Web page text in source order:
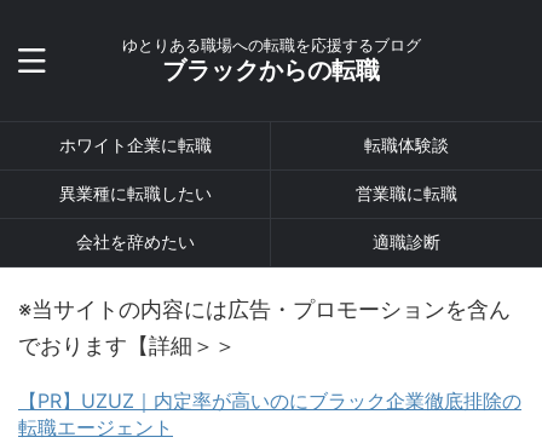
ゆとりある職場への転職を応援するブログ
ブラックからの転職
ホワイト企業に転職 転職体験談
異業種に転職したい 営業職に転職
会社を辞めたい 適職診断
※当サイトの内容には広告・プロモーションを含ん
でおります【詳細＞＞
【PR】UZUZ｜内定率が高いのにブラック企業徹底排除の
転職エージェント